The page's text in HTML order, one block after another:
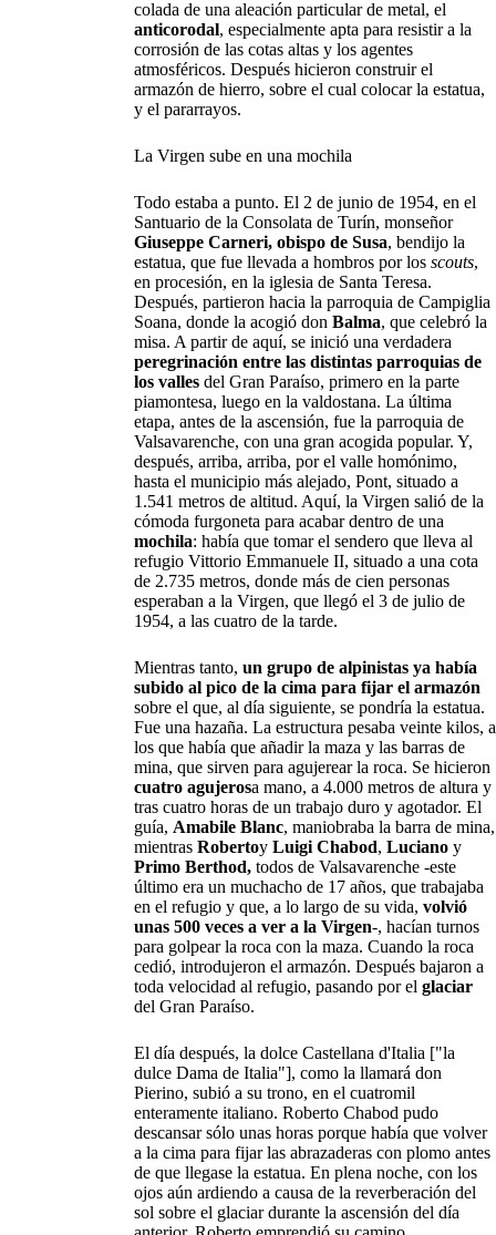
colada de una aleación particular de metal, el
anticorodal, especialmente apta para resistir a la
corrosión de las cotas altas y los agentes
atmosféricos. Después hicieron construir el
armazón de hierro, sobre el cual colocar la estatua,
y el pararrayos.
La Virgen sube en una mochila
Todo estaba a punto. El 2 de junio de 1954, en el
Santuario de la Consolata de Turín, monseñor
Giuseppe Carneri, obispo de Susa, bendijo la
estatua, que fue llevada a hombros por los scouts,
en procesión, en la iglesia de Santa Teresa.
Después, partieron hacia la parroquia de Campiglia
Soana, donde la acogió don Balma, que celebró la
misa. A partir de aquí, se inició una verdadera
peregrinación entre las distintas parroquias de
los vallesdel Gran Paraíso, primero en la parte
piamontesa, luego en la valdostana. La última
etapa, antes de la ascensión, fue la parroquia de
Valsavarenche, con una gran acogida popular. Y,
después, arriba, arriba, por el valle homónimo,
hasta el municipio más alejado, Pont, situado a
1.541 metros de altitud. Aquí, la Virgen salió de la
cómoda furgoneta para acabar dentro de una
mochila: había que tomar el sendero que lleva al
refugio Vittorio Emmanuele II, situado a una cota
de 2.735 metros, donde más de cien personas
esperaban a la Virgen, que llegó el 3 de julio de
1954, a las cuatro de la tarde.
Mientras tanto, un grupo de alpinistas ya había
subido al pico de la cima para fijar el armazón
sobre el que, al día siguiente, se pondría la estatua.
Fue una hazaña. La estructura pesaba veinte kilos, a
los que había que añadir la maza y las barras de
mina, que sirven para agujerear la roca. Se hicieron
cuatro agujerosa mano, a 4.000 metros de altura y
tras cuatro horas de un trabajo duro y agotador. El
guía, Amabile Blanc, maniobraba la barra de mina,
mientras Robertoy Luigi Chabod, Lucianoy
Primo Berthod,todos de Valsavarenche -este
último era un muchacho de 17 años, que trabajaba
en el refugio y que, a lo largo de su vida, volvió
unas 500 veces a ver a la Virgen-, hacían turnos
para golpear la roca con la maza. Cuando la roca
cedió, introdujeron el armazón. Después bajaron a
toda velocidad al refugio, pasando por el glaciar
del Gran Paraíso.
El día después, la dolce Castellana d'Italia ["la
dulce Dama de Italia"], como la llamará don
Pierino, subió a su trono, en el cuatromil
enteramente italiano. Roberto Chabod pudo
descansar sólo unas horas porque había que volver
a la cima para fijar las abrazaderas con plomo antes
de que llegase la estatua. En plena noche, con los
ojos aún ardiendo a causa de la reverberación del
sol sobre el glaciar durante la ascensión del día